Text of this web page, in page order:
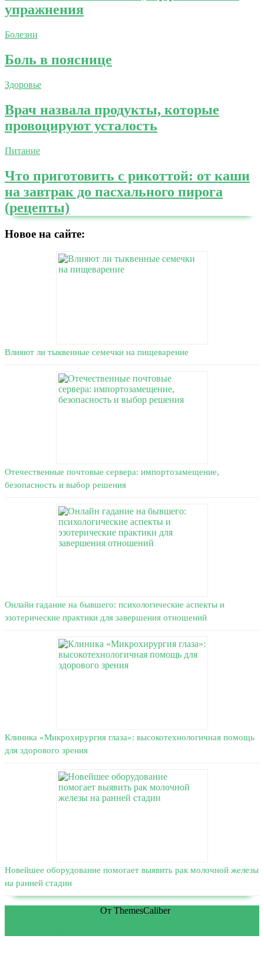
упражнения
Болезни
Боль в пояснице
Здоровье
Врач назвала продукты, которые
провоцируют усталость
Питание
Что приготовить с рикоттой: от каши
на завтрак до пасхального пирога
(рецепты)
Новое на сайте:
Влияют ли тыквенные семечки на пищеварение
Отечественные почтовые сервера: импортозамещение,
безопасность и выбор решения
Онлайн гадание на бывшего: психологические аспекты и
эзотерические практики для завершения отношений
Клиника «Микрохирургия глаза»: высокотехнологичная помощь
для здорового зрения
Новейшее оборудование помогает выявить рак молочной железы
на ранней стадии
От ThemesCaliber